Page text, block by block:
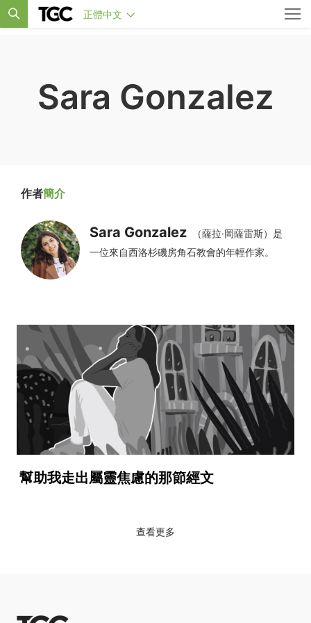
正體中文
Sara Gonzalez
作者簡介
Sara Gonzalez
（薩拉·岡薩雷斯）是
一位來自西洛杉磯房角石教會的年輕作家。
幫助我走出屬靈焦慮的那節經文
查看更多